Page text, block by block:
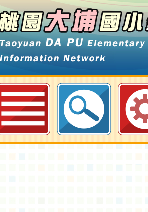
志工訓練-靑銀共學與
名須知、課程表-桃